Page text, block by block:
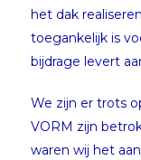
het dak
toegankelijk is
bijdrage levert
We zijn er trots
VORM zijn
waren wij het